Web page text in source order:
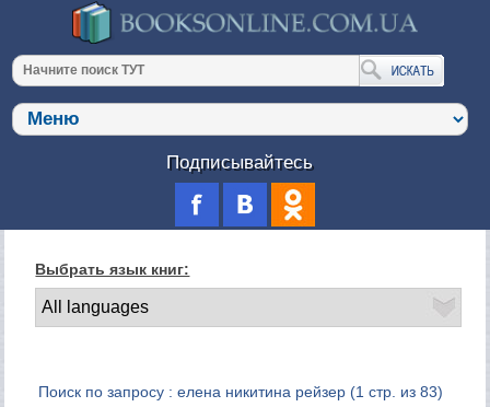
Подписывайтесь
Выбрать язык книг:
Поиск по запросу : елена никитина рейзер (1 стр. из 83)